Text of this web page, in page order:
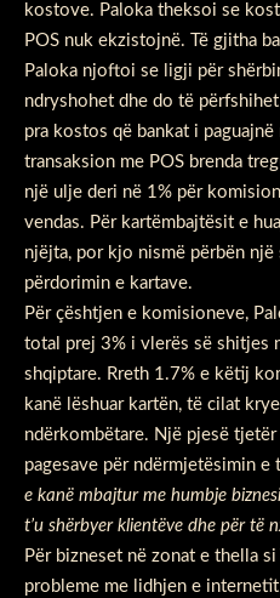
kostove. Paloka theksoi se
POS nuk ekzistojnë. Të gjitha
Paloka njoftoi se ligji për
ndryshohet dhe do të
pra kostos që bankat i
transaksion me POS brenda
një ulje deri në 1% për
vendas. Për kartëmbajtësit e
njëjta, por kjo nismë përbën
përdorimin e kartave.
Për çështjen e komisioneve,
total prej 3% i vlerës së shitjes
shqiptare. Rreth 1.7% e këtij
kanë lëshuar kartën, të cilat
ndërkombëtare. Një pjesë
pagesave për ndërmjetësimin e
e kanë mbajtur me humbje
t’u shërbyer klientëve dhe për të
Për bizneset në zonat e thella
probleme me lidhjen e